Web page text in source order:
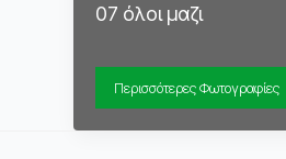
07 όλοι μαζι
Περισσότερες Φωτογραφίες